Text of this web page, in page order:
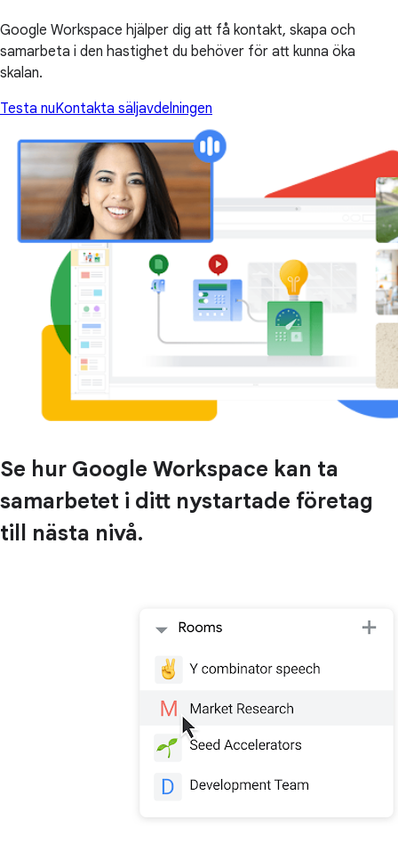
Google Workspace hjälper dig att få kontakt, skapa och
samarbeta i den hastighet du behöver för att kunna öka
skalan.
Testa nuKontakta säljavdelningen
Se hur Google Workspace kan ta
samarbetet i ditt nystartade företag
till nästa nivå.